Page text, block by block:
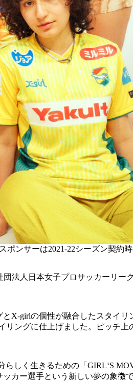
ンサーは2021-22シーズン契約
法人日本女子プロサッカーリー
X-girlの個性が融合したスタイ
ングに仕上げました。ピッチ上
しく生きるための「GIRL‘S
カー選手という新しい夢の象